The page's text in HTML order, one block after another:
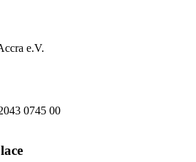
e.V.
0745 00